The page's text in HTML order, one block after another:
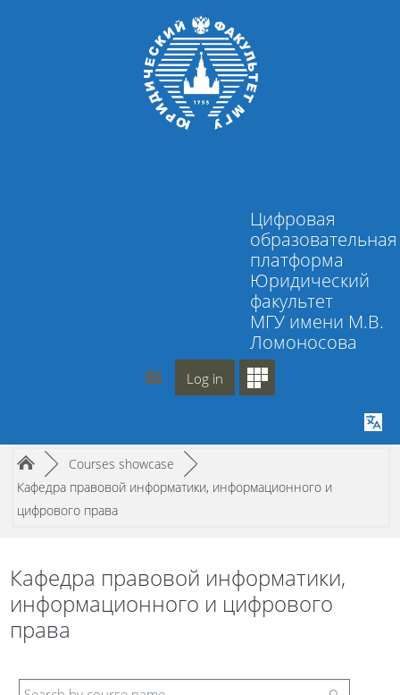
Цифровая
образовательная
платформа
Юридический
факультет
МГУ имени М.В.
Ломоносова
Log in
Page path
/► Courses showcase /►
Кафедра правовой информатики, информационного и
цифрового права
Кафедра правовой информатики,
информационного и цифрового
права